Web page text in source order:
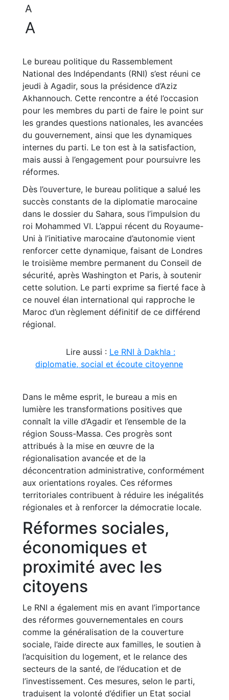
A
A
Le bureau politique du Rassemblement
National des Indépendants (RNI) s’est réuni ce
jeudi à Agadir, sous la présidence d’Aziz
Akhannouch. Cette rencontre a été l’occasion
pour les membres du parti de faire le point sur
les grandes questions nationales, les avancées
du gouvernement, ainsi que les dynamiques
internes du parti. Le ton est à la satisfaction,
mais aussi à l’engagement pour poursuivre les
réformes.
Dès l’ouverture, le bureau politique a salué les
succès constants de la diplomatie marocaine
dans le dossier du Sahara, sous l’impulsion du
roi Mohammed VI. L’appui récent du Royaume-
Uni à l’initiative marocaine d’autonomie vient
renforcer cette dynamique, faisant de Londres
le troisième membre permanent du Conseil de
sécurité, après Washington et Paris, à soutenir
cette solution. Le parti exprime sa fierté face à
ce nouvel élan international qui rapproche le
Maroc d’un règlement définitif de ce différend
régional.
Lire aussi : Le RNI à Dakhla :
diplomatie, social et écoute citoyenne
Dans le même esprit, le bureau a mis en
lumière les transformations positives que
connaît la ville d’Agadir et l’ensemble de la
région Souss-Massa. Ces progrès sont
attribués à la mise en œuvre de la
régionalisation avancée et de la
déconcentration administrative, conformément
aux orientations royales. Ces réformes
territoriales contribuent à réduire les inégalités
régionales et à renforcer la démocratie locale.
Réformes sociales,
économiques et
proximité avec les
citoyens
Le RNI a également mis en avant l’importance
des réformes gouvernementales en cours
comme la généralisation de la couverture
sociale, l’aide directe aux familles, le soutien à
l’acquisition du logement, et le relance des
secteurs de la santé, de l’éducation et de
l’investissement. Ces mesures, selon le parti,
traduisent la volonté d’édifier un Etat social